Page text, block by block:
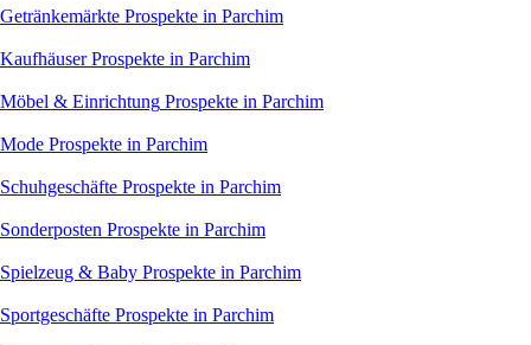
Getränkemärkte Prospekte in Parchim
KaufhäuserProspekte in Parchim
Möbel & Einrichtung Prospekte in Parchim
Mode Prospekte in Parchim
Schuhgeschäfte Prospekte in Parchim
Sonderposten Prospekte in Parchim
Spielzeug & Baby Prospekte in Parchim
Sportgeschäfte Prospekte in Parchim